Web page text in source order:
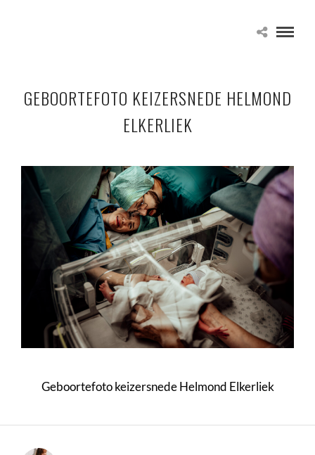
GEBOORTEFOTO KEIZERSNEDE HELMOND
ELKERLIEK
Geboortefoto keizersnede Helmond Elkerliek